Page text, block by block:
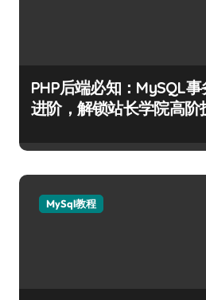
PHP后端必知：MySQL
进阶，解锁站长学院高阶
MySql教程